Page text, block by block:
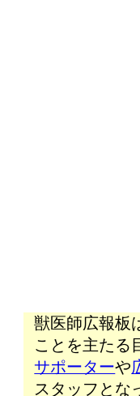
獣医師広報板
ことを主たる
サポーターや
スタッフとな